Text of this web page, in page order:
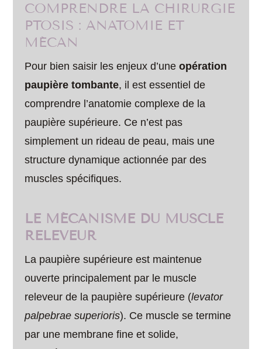
COMPRENDRE LA CHIRURGIE
PTOSIS : ANATOMIE ET
MÉCAN
Pour bien saisir les enjeux d’uneopération
paupière tombante, il est essentiel de
comprendre l’anatomie complexe de la
paupière supérieure. Ce n’est pas
simplement un rideau de peau, mais une
structure dynamique actionnée par des
muscles spécifiques.
LE MÉCANISME DU MUSCLE
RELEVEUR
La paupière supérieure est maintenue
ouverte principalement par le muscle
releveur de la paupière supérieure (levator
palpebrae superioris). Ce muscle se termine
par une membrane fine et solide,